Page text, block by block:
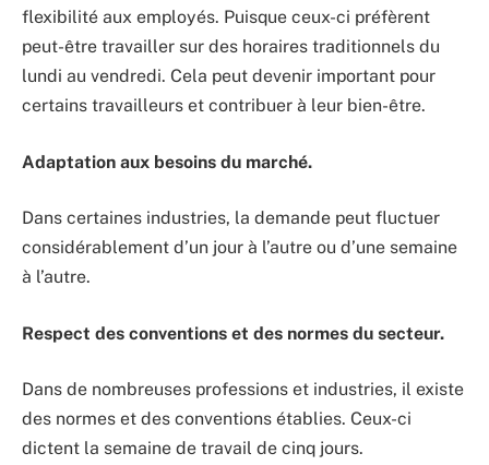
flexibilité aux employés. Puisque ceux-ci préfèrent
peut-être travailler sur des horaires traditionnels du
lundi au vendredi. Cela peut devenir important pour
certains travailleurs et contribuer à leur bien-être.
Adaptation aux besoins du marché.
Dans certaines industries, la demande peut fluctuer
considérablement d’un jour à l’autre ou d’une semaine
à l’autre.
Respect des conventions et des normes du secteur.
Dans de nombreuses professions et industries, il existe
des normes et des conventions établies. Ceux-ci
dictent la semaine de travail de cinq jours.